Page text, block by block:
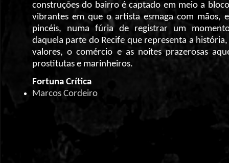
construções do bairro é captado em meio a
vibrantes em que o artista esmaga com mãos,
pincéis, numa fúria de registrar um
daquela parte do Recife que representa a história,
valores, o comércio e as noites prazerosas
prostitutas e marinheiros.
Fortuna Crítica
Marcos Cordeiro